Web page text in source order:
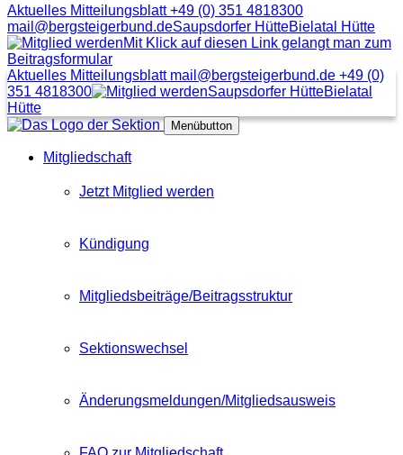
Aktuelles Mitteilungsblatt +49 (0) 351 4818300
mail@bergsteigerbund.deSaupsdorfer HütteBielatal Hütte
Mit Klick auf diesen Link gelangt man zum
Beitragsformular
Aktuelles Mitteilungsblatt mail@bergsteigerbund.de +49 (0)
351 4818300
Saupsdorfer HütteBielatal
Hütte
Menübutton
Mitgliedschaft
Jetzt Mitglied werden
Kündigung
Mitgliedsbeiträge/Beitragsstruktur
Sektionswechsel
Änderungsmeldungen/Mitgliedsausweis